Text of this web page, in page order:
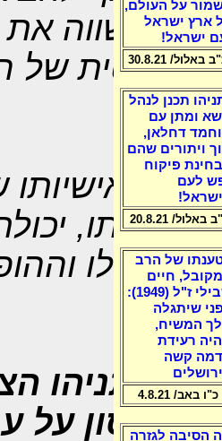
שווה את
של
גם אישיותו
שלו
נתניהו
אסון על
על העולם,
ארץ ישראל
ישראל!
באלול/ 30.8.21
תכנן לנהל
ומתן עם
דחלאן,
ויתורים שהם
פיקוח
לעם
באלול/ 20.8.21
של הרב
חיים
שבילי ז"ל (1949):
שיתגלה
המשיח,
רעידת
קשה
כ"ו באב/ 4.8.21
הסיבה לגזרה